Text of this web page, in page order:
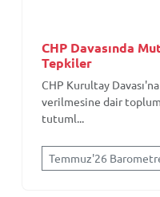
CHP Davasında
Tepkiler
CHP Kurultay
verilmesine dair
tutuml...
Temmuz'26